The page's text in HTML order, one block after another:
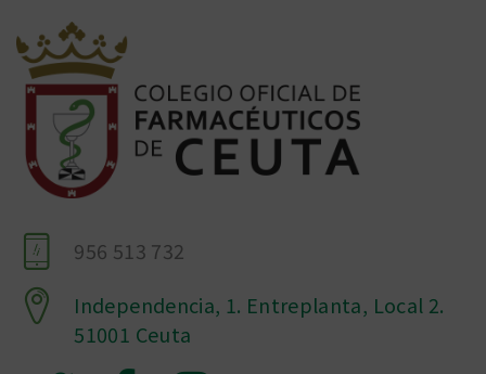
956 513 732
Independencia, 1. Entreplanta, Local 2.
51001 Ceuta